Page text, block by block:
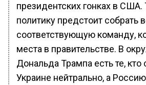
президентских гонках в США.
политику предстоит собрать
соответствующую команду,
места в правительстве. В
Дональда Трампа есть те, кто
Украине нейтрально, а